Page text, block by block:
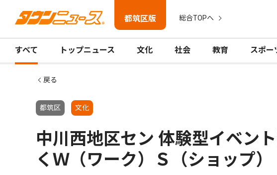
都筑区版 総合TOPへ
すべて トップニュース 文化 社会 教育 スポー
戻る
都筑区 文化
中川西地区セン 体験型イベン
くＷ（ワーク）Ｓ（ショップ）